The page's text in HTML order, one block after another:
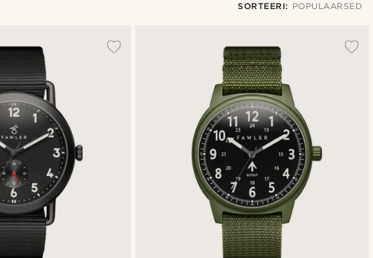
SORTEERI: POPULAARSED
Uusim
Madala hind
Kõrgeim hind